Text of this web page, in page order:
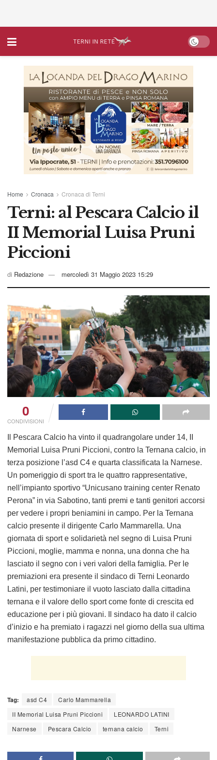
Home Cronaca Cronaca di Terni
Terni: al Pescara Calcio il
II Memorial Luisa Pruni
Piccioni
di Redazione mercoledì 31 Maggio 2023 15:29
0
CONDIVISIONI
Il Pescara Calcio ha vinto il quadrangolare under 14, I
Memorial Luisa Pruni Piccioni, contro la Ternana calcio, in
terza posizione l’asd C4 e quarta classificata la Narnese.
Un pomeriggio di sport tra le quattro rappresentative,
nell’impianto sportivo “Unicusano training center Renato
Perona” in via Sabotino, tanti premi e tanti genitori accorsi
per vedere i propri beniamini in campo. Per la Ternana
calcio presente il dirigente Carlo Mammarella. Una
giornata di sport e solidarietà nel segno di Luisa Pruni
Piccioni, moglie, mamma e nonna, una donna che ha
lasciato il segno con i veri valori della famiglia. Per le
premiazioni era presente il sindaco di Terni Leonardo
Latini, per testimoniare il vuoto lasciato dalla cittadina
ternana e il valore dello sport come fonte di crescita ed
educazione per i più giovani. Il sindaco ha dato il calcio
d’inizio e ha premiato i ragazzi nel giorno della sua ultima
manifestazione pubblica da primo cittadino.
Tag: asd C4
Carlo Mammarella
II Memorial Luisa Pruni Piccioni
LEONARDO LATINI
Narnese
Pescara Calcio ternana calcio Terni